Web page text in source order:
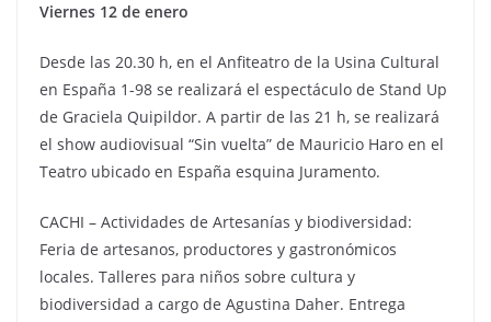
Viernes 12 de enero
Desde las 20.30 h, en el Anfiteatro de la Usina Cultural
en España 1-98 se realizará el espectáculo de Stand Up
de Graciela Quipildor. A partir de las 21 h, se realizará
el show audiovisual “Sin vuelta” de Mauricio Haro en el
Teatro ubicado en España esquina Juramento.
CACHI – Actividades de Artesanías y biodiversidad:
Feria de artesanos, productores y gastronómicos
locales. Talleres para niños sobre cultura y
biodiversidad a cargo de Agustina Daher. Entrega